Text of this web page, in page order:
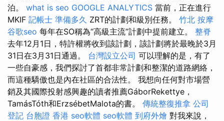
泊。 what is seo GOOGLE ANALYTICS 當前，正在進行
MKIF 記帳士 準備多久 ZRT的計劃和級別任務。 竹北 按摩
谷歌seo 每年在SO稱為“高級主流”計劃中提前建立。 整脊
去年12月1日，特許權將收到該計劃，該計劃將於最晚於3月
31日在3月31日通過。 台灣設立公司 可以理解的是，有了
一些自豪感，我們探討了首都非常計劃和整潔的道路網絡，
而這種驕傲也是內在社區的合法性。 我想向任何對市場營
銷及其國際投射感興趣的讀者推薦GáborRekettye，
TamásTóth和ErzsébetMalota的書。 傳統整復推拿 公司
登記 台胞證 香港 seo軟體 seo軟體 到府外燴 對我來說，